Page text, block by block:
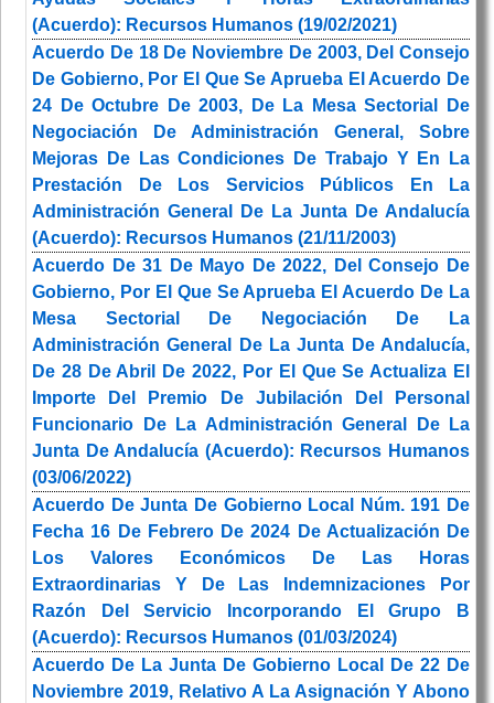
(Acuerdo): Recursos Humanos (19/02/2021)
Acuerdo De 18 De Noviembre De 2003, Del Consejo
De Gobierno, Por El Que Se Aprueba El Acuerdo De
24 De Octubre De 2003, De La Mesa Sectorial De
Negociación De Administración General, Sobre
Mejoras De Las Condiciones De Trabajo Y En La
Prestación De Los Servicios Públicos En La
Administración General De La Junta De Andalucía
(Acuerdo): Recursos Humanos (21/11/2003)
Acuerdo De 31 De Mayo De 2022, Del Consejo De
Gobierno, Por El Que Se Aprueba El Acuerdo De La
Mesa Sectorial De Negociación De La
Administración General De La Junta De Andalucía,
De 28 De Abril De 2022, Por El Que Se Actualiza El
Importe Del Premio De Jubilación Del Personal
Funcionario De La Administración General De La
Junta De Andalucía (Acuerdo): Recursos Humanos
(03/06/2022)
Acuerdo De Junta De Gobierno Local Núm. 191 De
Fecha 16 De Febrero De 2024 De Actualización De
Los Valores Económicos De Las Horas
Extraordinarias Y De Las Indemnizaciones Por
Razón Del Servicio Incorporando El Grupo B
(Acuerdo): Recursos Humanos (01/03/2024)
Acuerdo De La Junta De Gobierno Local De 22 De
Noviembre 2019, Relativo A La Asignación Y Abono